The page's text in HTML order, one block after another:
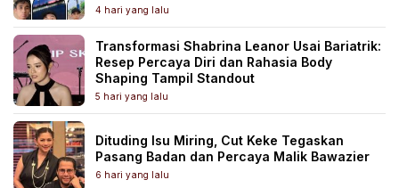
4 hari yang lalu
Transformasi Shabrina Leanor Usai Bariatrik:
Resep Percaya Diri dan Rahasia Body
Shaping Tampil Standout
5 hari yang lalu
Dituding Isu Miring, Cut Keke Tegaskan
Pasang Badan dan Percaya Malik Bawazier
6 hari yang lalu